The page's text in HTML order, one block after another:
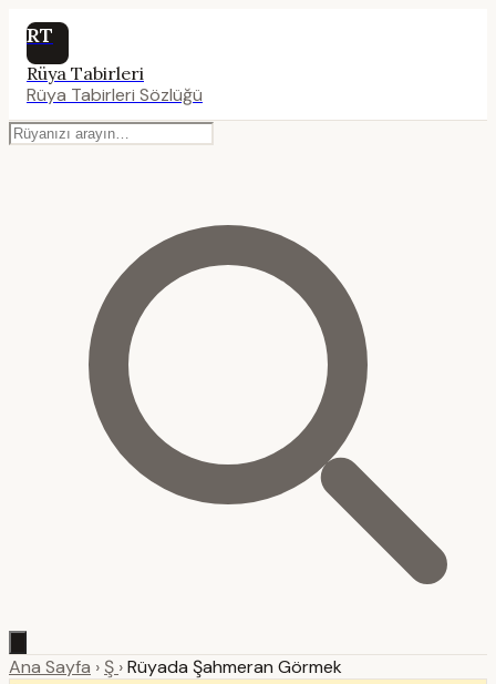
RT
Rüya Tabirleri
Rüya Tabirleri Sözlüğü
Ana Sayfa › Ş ›Rüyada Şahmeran Görmek